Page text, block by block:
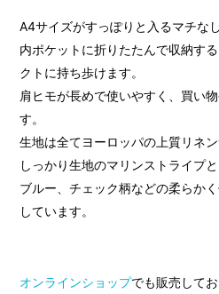
A4サイズがすっぽりと入るマチな
内ポケットに折りたたんで収納す
クトに持ち歩けます。
肩ヒモが長めで使いやすく、買い
す。
生地は全てヨーロッパの上質リネン
しっかり生地のマリンストライプ
ブルー、チェック柄などの柔らか
しています。
オンラインショップでも販売してお